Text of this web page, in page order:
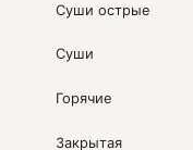
Суши острые
Суши
Горячие
Закрытая